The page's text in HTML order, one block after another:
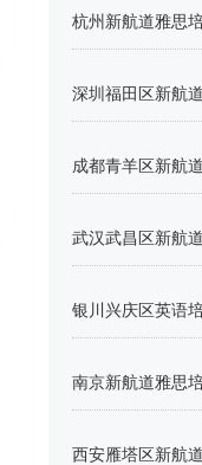
杭州新航道雅思
深圳福田区新航
成都青羊区新航
武汉武昌区新航
银川兴庆区英语
南京新航道雅思
西安雁塔区新航